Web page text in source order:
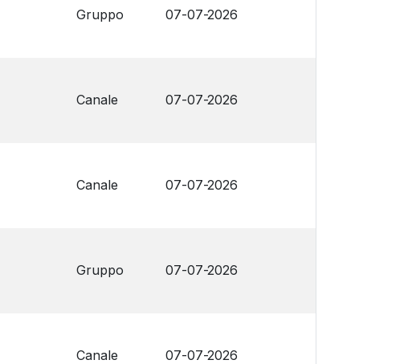
Gruppo 07-07-2026
Canale 07-07-2026
Canale 07-07-2026
Gruppo 07-07-2026
Canale 07-07-2026